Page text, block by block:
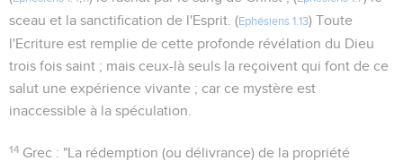
sceau et la sanctification de l'Esprit. (Ephésiens 1.13) Toute
l'Ecriture est remplie de cette profonde révélation du Dieu
trois fois saint ; mais ceux-là seuls la reçoivent qui font de ce
salut une expérience vivante ; car ce mystère est
inaccessible à la spéculation.
14 Grec : "La rédemption (ou délivrance) de la propriété